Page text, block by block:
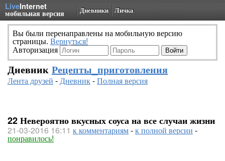
LiveInternet
мобильная версия Дневники Личка
Вы были перенаправлены на мобильную версию
страницы. Вернуться!
Авторизация
Дневник Рецепты_приготовления
Лента друзей -Дневник-Полная версия
22 Невероятно вкусных соуса на все случаи жизни
21-03-2016 16:11 к комментариям-к полной версии -
понравилось!